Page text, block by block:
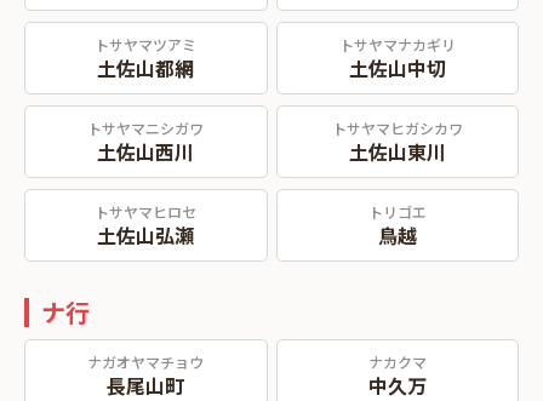
トサヤマツアミ
土佐山都網
トサヤマナカギリ
土佐山中切
トサヤマニシガワ
土佐山西川
トサヤマヒガシカワ
土佐山東川
トサヤマヒロセ
土佐山弘瀬
トリゴエ
鳥越
ナ行
ナガオヤマチョウ
長尾山町
ナカクマ
中久万